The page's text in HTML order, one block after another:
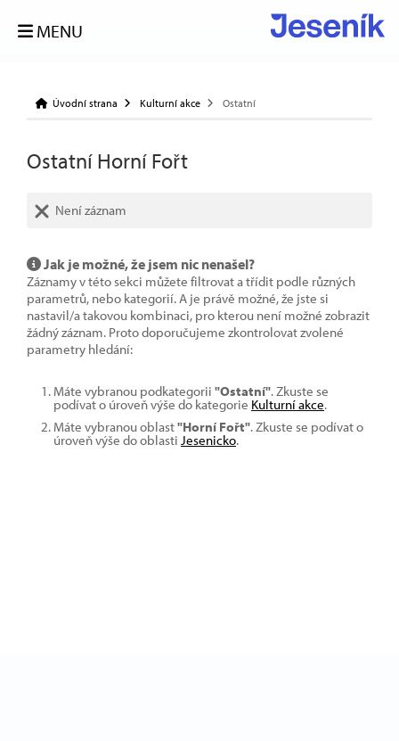
MENU
Úvodní strana Kulturní akce Ostatní
Ostatní Horní Fořt
Není záznam
Jak je možné, že jsem nic nenašel?
Záznamy v této sekci můžete filtrovat a třídit podle různých
parametrů, nebo kategorií. A je právě možné, že jste si
nastavil/a takovou kombinaci, pro kterou není možné zobrazit
žádný záznam. Proto doporučujeme zkontrolovat zvolené
parametry hledání:
Máte vybranou podkategorii "Ostatní". Zkuste se
podívat o úroveň výše do kategorie Kulturní akce.
Máte vybranou oblast"Horní Fořt". Zkuste se podívat o
úroveň výše do oblasti Jesenicko.